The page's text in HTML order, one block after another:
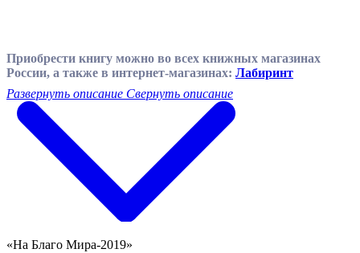
Приобрести книгу можно во всех книжных магазинах
России, а также в интернет-магазинах: Лабиринт
Развернуть описание Свернуть описание
«На Благо Мира-2019»